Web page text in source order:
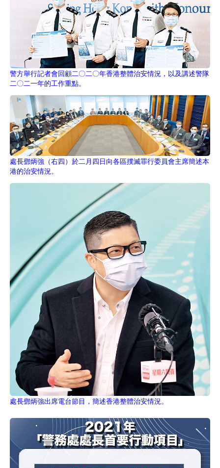
警方舉行記者會回顧二〇二〇年香港整體治安情況，以及講述警隊
二〇二一年的工作重點。
處長鄧炳強（右四）於二月四日向各區撲滅罪行委員會主席簡述本
港的治安情況。
處長鄧炳強出席電台節目，簡述香港整體治安情況。